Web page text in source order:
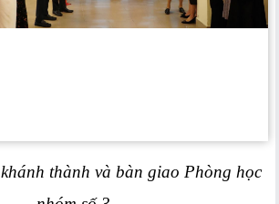
thành và bàn giao Phòng học